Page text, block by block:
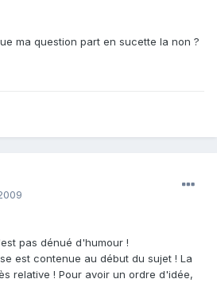
ma question part en sucette la non ?
pas dénué d'humour !
est contenue au début du sujet ! La
relative ! Pour avoir un ordre d'idée,